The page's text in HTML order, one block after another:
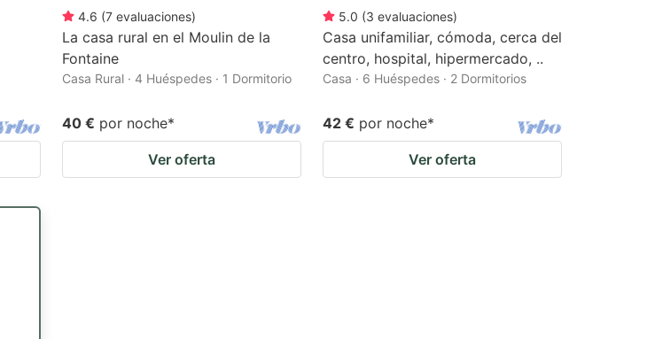
4.6 (7 evaluaciones)
La casa rural en el Moulin de la
Fontaine
Casa Rural · 4 Huéspedes · 1 Dormitorio
40 € por noche*
Ver oferta
5.0 (3 evaluaciones)
Casa unifamiliar, cómoda, cerca del
centro, hospital, hipermercado, ..
Casa · 6 Huéspedes · 2 Dormitorios
42 € por noche*
Ver oferta